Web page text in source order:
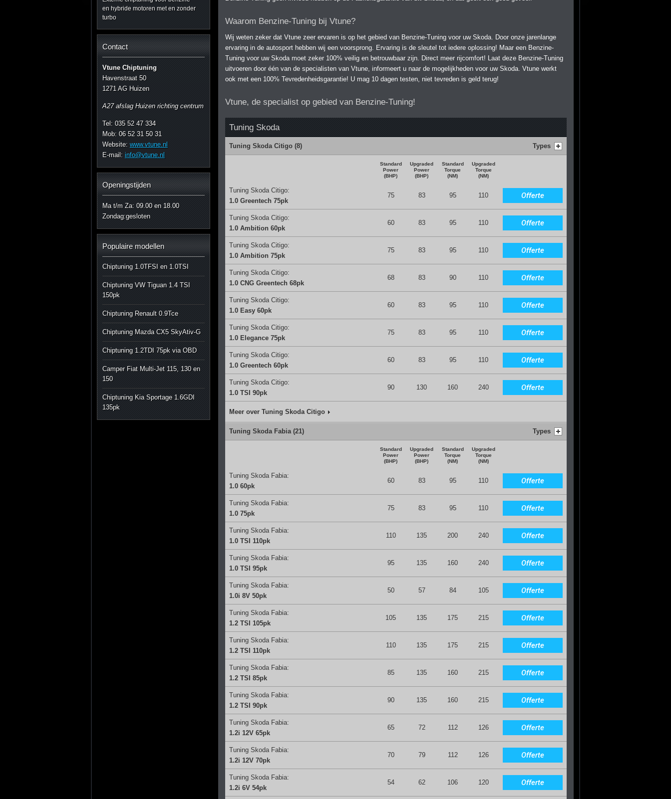
en hybride motoren met en zonder
turbo
Contact
Vtune Chiptuning
Havenstraat 50
1271 AG Huizen
A27 afslag Huizen richting centrum
Tel: 035 52 47 334
Mob: 06 52 31 50 31
Website: www.vtune.nl
E-mail: info@vtune.nl
Openingstijden
Ma t/m Za: 09.00 en 18.00
Zondag:gesloten
Populaire modellen
Chiptuning 1.0TFSI en 1.0TSI
Chiptuning VW Tiguan 1.4 TSI
150pk
Chiptuning Renault 0.9Tce
Chiptuning Mazda CX5 SkyAtiv-G
Chiptuning 1.2TDI 75pk via OBD
Camper Fiat Multi-Jet 115, 130 en
150
Chiptuning Kia Sportage 1.6GDI
135pk
Waarom Benzine-Tuning bij Vtune?
Wij weten zeker dat Vtune zeer ervaren is op het gebied van Benzine-Tuning voor uw Skoda. Door onze jarenlange
ervaring in de autosport hebben wij een voorsprong. Ervaring is de sleutel tot iedere oplossing! Maar een Benzine-
Tuning voor uw Skoda moet zeker 100% veilig en betrouwbaar zijn. Direct meer rijcomfort! Laat deze Benzine-Tuning
uitvoeren door één van de specialisten van Vtune, informeert u naar de mogelijkheden voor uw Skoda. Vtune werkt
ook met een 100% Tevredenheidsgarantie! U mag 10 dagen testen, niet tevreden is geld terug!
Vtune, de specialist op gebied van Benzine-Tuning!
Tuning Skoda
Tuning Skoda Citigo (8) Types
Standard
Power
(BHP)
Upgraded
Power
(BHP)
Standard
Torque
(NM)
Upgraded
Torque
(NM)
Tuning Skoda Citigo:
1.0 Greentech 75pk
75 83 95 110 Offerte
Tuning Skoda Citigo:
1.0 Ambition 60pk
60 83 95 110 Offerte
Tuning Skoda Citigo:
1.0 Ambition 75pk
75 83 95 110 Offerte
Tuning Skoda Citigo:
1.0 CNG Greentech 68pk
68 83 90 110 Offerte
Tuning Skoda Citigo:
1.0 Easy 60pk
60 83 95 110 Offerte
Tuning Skoda Citigo:
1.0 Elegance 75pk
75 83 95 110 Offerte
Tuning Skoda Citigo:
1.0 Greentech 60pk
60 83 95 110 Offerte
Tuning Skoda Citigo:
1.0 TSI 90pk
90 130 160 240 Offerte
Meer over Tuning Skoda Citigo
Tuning Skoda Fabia (21) Types
Standard
Power
(BHP)
Upgraded
Power
(BHP)
Standard
Torque
(NM)
Upgraded
Torque
(NM)
Tuning Skoda Fabia:
1.0 60pk
60 83 95 110 Offerte
Tuning Skoda Fabia:
1.0 75pk
75 83 95 110 Offerte
Tuning Skoda Fabia:
1.0 TSI 110pk
110 135 200 240 Offerte
Tuning Skoda Fabia:
1.0 TSI 95pk
95 135 160 240 Offerte
Tuning Skoda Fabia:
1.0i 8V 50pk
50 57 84 105 Offerte
Tuning Skoda Fabia:
1.2 TSI 105pk
105 135 175 215 Offerte
Tuning Skoda Fabia:
1.2 TSI 110pk
110 135 175 215 Offerte
Tuning Skoda Fabia:
1.2 TSI 85pk
85 135 160 215 Offerte
Tuning Skoda Fabia:
1.2 TSI 90pk
90 135 160 215 Offerte
Tuning Skoda Fabia:
1.2i 12V 65pk
65 72 112 126 Offerte
Tuning Skoda Fabia:
1.2i 12V 70pk
70 79 112 126 Offerte
Tuning Skoda Fabia:
1.2i 6V 54pk
54 62 106 120 Offerte